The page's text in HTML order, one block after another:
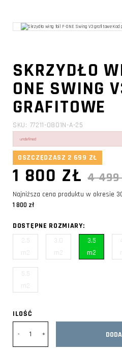
SKRZYDŁO
ONE SWING
GRAFITOWE
SKU: 77211-0801N-A-25
undefined
OSZCZĘDZASZ 2 699 ZŁ
1 800 ZŁ4 499
Najniższa cena produktu w okresie
1 800 zł
DOSTĘPNE ROZMIARY:
2.5
m2
3.0
m2
3.5
m2
5.5
m2
ILOŚĆ